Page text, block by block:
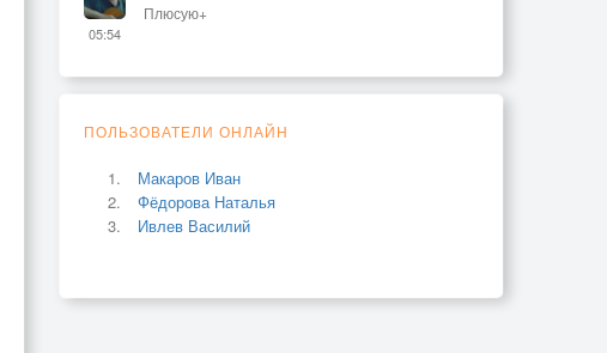
05:54
Плюсую+
ПОЛЬЗОВАТЕЛИ ОНЛАЙН
Макаров Иван
Фёдорова Наталья
Ивлев Василий